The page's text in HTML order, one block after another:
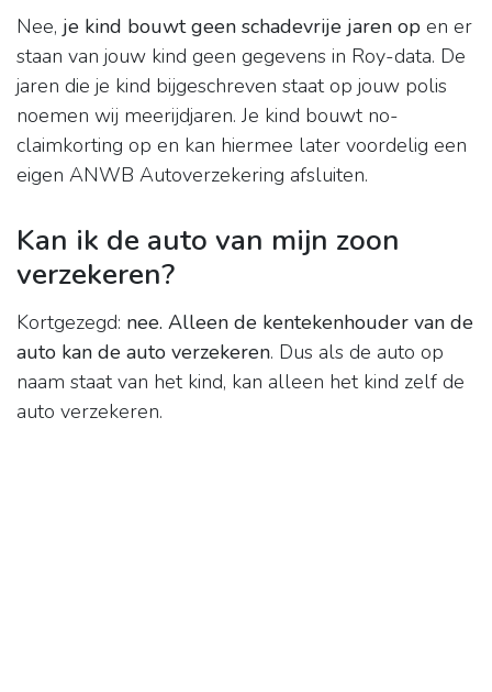
Nee, je kind bouwt geen schadevrije jaren op en er
staan van jouw kind geen gegevens in Roy-data. De
jaren die je kind bijgeschreven staat op jouw polis
noemen wij meerijdjaren. Je kind bouwt no-
claimkorting op en kan hiermee later voordelig een
eigen ANWB Autoverzekering afsluiten.
Kan ik de auto van mijn zoon
verzekeren?
Kortgezegd: nee. Alleen de kentekenhouder van de
auto kan de auto verzekeren. Dus als de auto op
naam staat van het kind, kan alleen het kind zelf de
auto verzekeren.